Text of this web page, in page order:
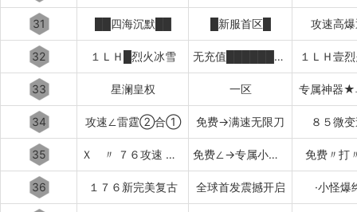
31 ██四海沉默██ █新服首区█ 攻速高
32 １ＬＨ█烈火冰雪 无充值████████████ １ＬＨ壹
33 星澜皇权 一区 专属神器★
34 攻速∠雷霆②合① 免费→满速无限刀 ８５微
35 Ｘ 〃 ７６攻速 〃 Ｘ 免费∠→专属小极品 免费〃打
36 １７６新完美复古 全球首发震撼开启 ·小怪爆